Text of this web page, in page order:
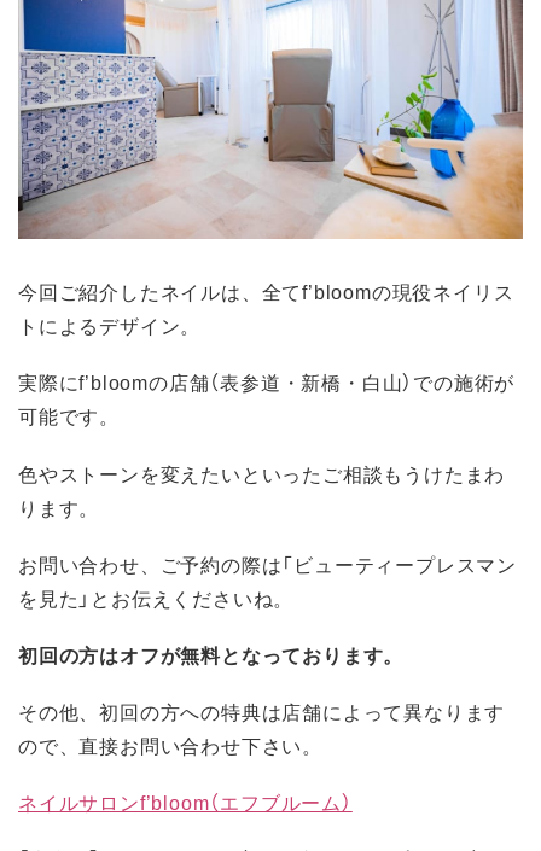
今回ご紹介したネイルは、全てf’bloomの現役ネイリス
トによるデザイン。
実際にf’bloomの店舗（表参道・新橋・白山）での施術が
可能です。
色やストーンを変えたいといったご相談もうけたまわ
ります。
お問い合わせ、ご予約の際は「ビューティープレスマン
を見た」とお伝えくださいね。
初回の方はオフが無料となっております。
その他、初回の方への特典は店舗によって異なります
ので、直接お問い合わせ下さい。
ネイルサロンf’bloom（エフブルーム）